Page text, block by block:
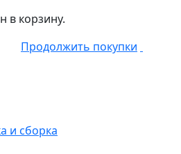
в корзину.
Продолжить покупки
и сборка